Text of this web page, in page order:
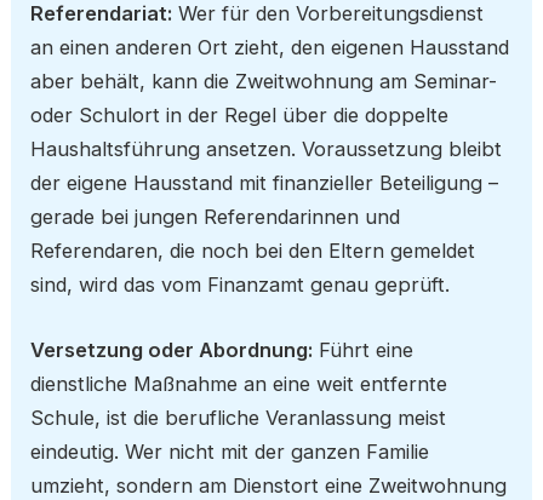
Referendariat: Wer für den Vorbereitungsdienst
an einen anderen Ort zieht, den eigenen Hausstand
aber behält, kann die Zweitwohnung am Seminar-
oder Schulort in der Regel über die doppelte
Haushaltsführung ansetzen. Voraussetzung bleibt
der eigene Hausstand mit finanzieller Beteiligung –
gerade bei jungen Referendarinnen und
Referendaren, die noch bei den Eltern gemeldet
sind, wird das vom Finanzamt genau geprüft.
Versetzung oder Abordnung: Führt eine
dienstliche Maßnahme an eine weit entfernte
Schule, ist die berufliche Veranlassung meist
eindeutig. Wer nicht mit der ganzen Familie
umzieht, sondern am Dienstort eine Zweitwohnung